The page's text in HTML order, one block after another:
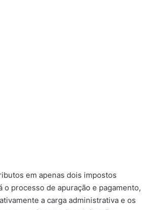
em apenas dois impostos
o processo de apuração e pagamento,
a carga administrativa e os